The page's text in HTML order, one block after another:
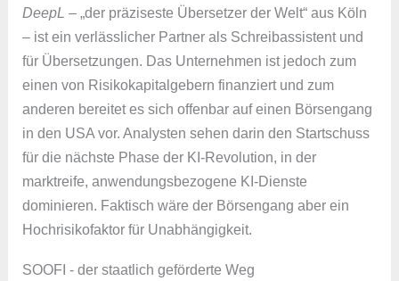
DeepL – „der präziseste Übersetzer der Welt“ aus Köln
– ist ein verlässlicher Partner als Schreibassistent und
für Übersetzungen. Das Unternehmen ist jedoch zum
einen von Risikokapitalgebern finanziert und zum
anderen bereitet es sich offenbar auf einen Börsengang
in den USA vor. Analysten sehen darin den Startschuss
für die nächste Phase der KI-Revolution, in der
marktreife, anwendungsbezogene KI-Dienste
dominieren. Faktisch wäre der Börsengang aber ein
Hochrisikofaktor für Unabhängigkeit.
SOOFI - der staatlich geförderte Weg